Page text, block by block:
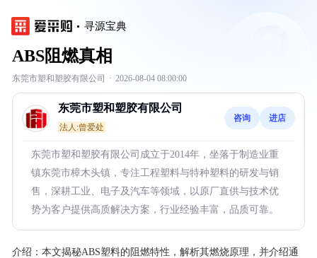
寻源宝典
ABS阻燃真相
东莞市塑和塑胶有限公司 · 2026-08-04 08:00:00
东莞市塑和塑胶有限公司
法人:曾爱处
咨询 进店
东莞市塑和塑胶有限公司成立于2014年，坐落于制造业重
镇东莞市樟木头镇，专注工程塑料与特种塑料的研发与销
售，深耕工业、电子及汽车等领域，以原厂直供与技术优
势为客户提供高质解决方案，行业经验丰富，品质可靠。
介绍： 本文揭秘ABS塑料的阻燃特性，解析其燃烧原理，并介绍通